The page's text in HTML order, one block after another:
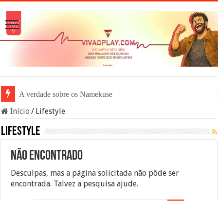
A verdade sobre os Namekuseijins
Início / Lifestyle
Lifestyle
Não encontrado
Desculpas, mas a página solicitada não pôde ser
encontrada. Talvez a pesquisa ajude.